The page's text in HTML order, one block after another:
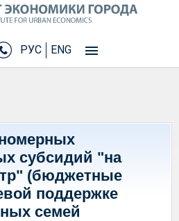
РУС ENG
субсидий "на
(бюджетные
поддержке
семей